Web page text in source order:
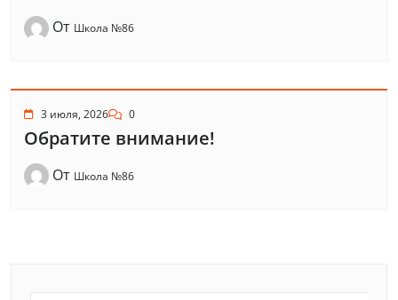
От Школа №86
3 июля, 2026 0
Обратите внимание!
От Школа №86